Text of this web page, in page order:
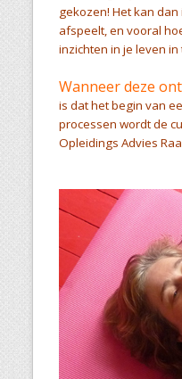
gekozen! Het kan
afspeelt, en vooral
inzichten in je leven
Wanneer deze
is dat het begin van
processen wordt de
Opleidings Advies